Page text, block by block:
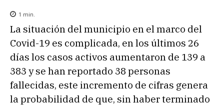
1 min.
La situación del municipio en el marco del
Covid-19 es complicada, en los últimos 26
días los casos activos aumentaron de 139 a
383 y se han reportado 38 personas
fallecidas, este incremento de cifras genera
la probabilidad de que, sin haber terminado